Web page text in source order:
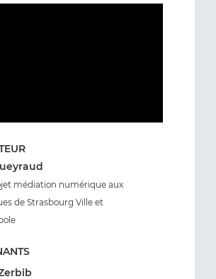
médiation numérique aux
de Strasbourg Ville et